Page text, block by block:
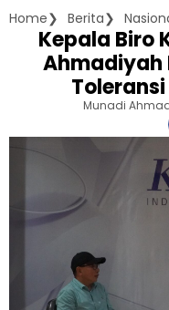
Home Berita
Kepala Biro
Ahmadiyah
Munadi